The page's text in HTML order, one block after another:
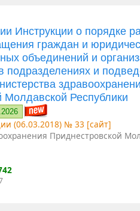
Инструкции о порядке
граждан и
объединений и
подразделениях и
Молдавской Республики
(06.03.2018) № 33 [сайт]
Приднестровской